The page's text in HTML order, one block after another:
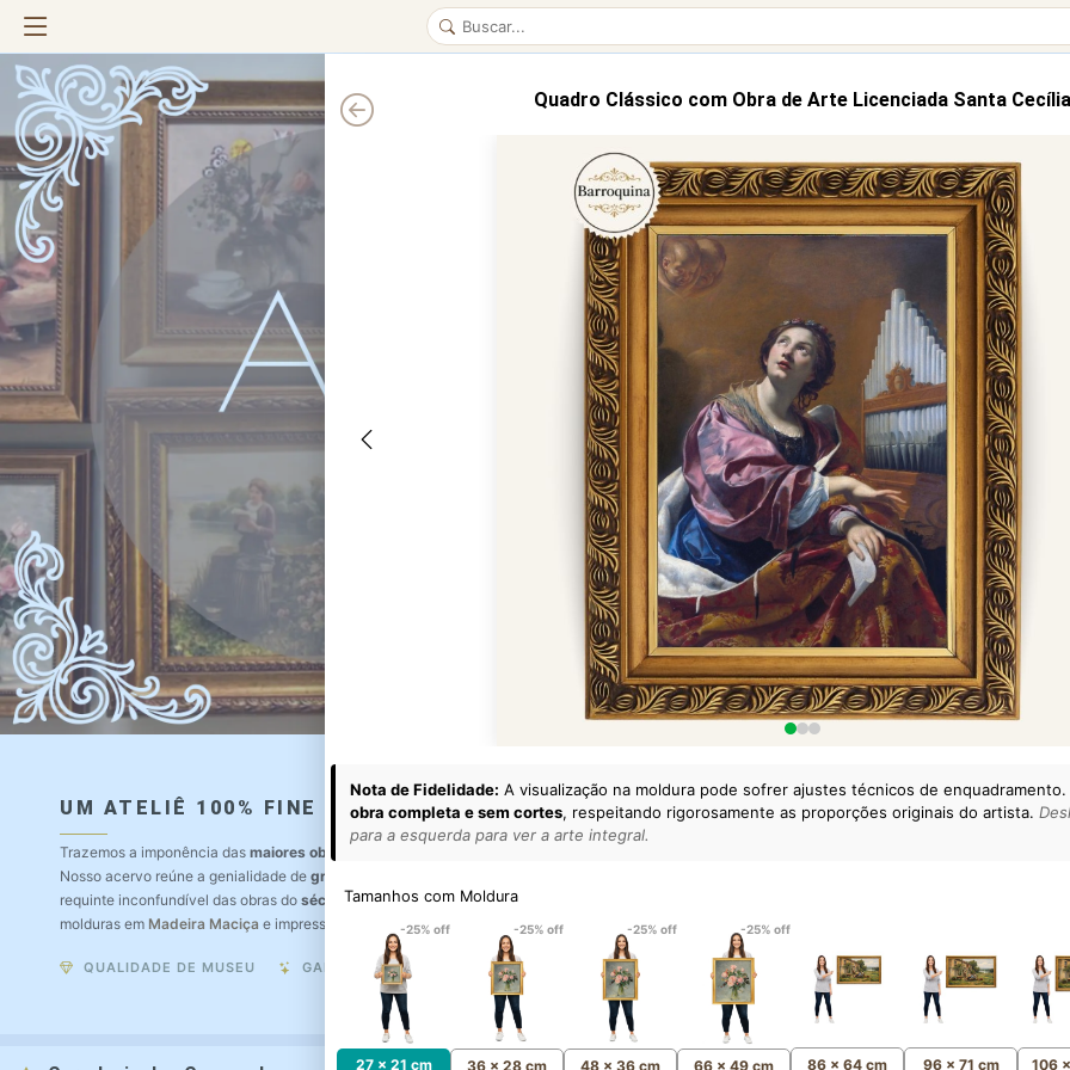
UM ATELIÊ 100% FINE ART
Trazemos a imponência das maiores obras de arte do mundo
Nosso acervo reúne a genialidade de grandes pintores renomados
requinte inconfundível das obras do século XIX. Produção artesanal em
molduras em Madeira Maciça e impressão com Pigmentação Mineral.
QUALIDADE DE MUSEU GARANTIA ETERNA
Quadro Clássico com Obra de Arte Licenciada Santa Cecília
Nota de Fidelidade: A visualização na moldura pode sofrer ajustes técnicos de
obra completa e sem cortes, respeitando rigorosamente as proporções originais do artista.
para a esquerda para ver a arte integral.
Tamanhos com Moldura
-25% off
27 x 21 cm
-25% off
36 x 28 cm
-25% off
48 x 36 cm
-25% off
66 x 49 cm 86 x 64 cm 96 x 71 cm 106